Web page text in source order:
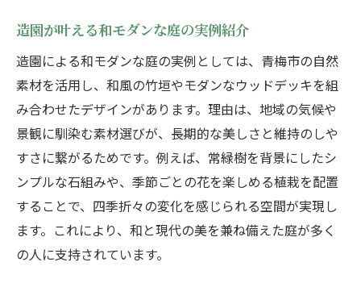
造園が叶える和モダンな庭の実例紹介
造園による和モダンな庭の実例としては、青梅市の自然
素材を活用し、和風の竹垣やモダンなウッドデッキを組
み合わせたデザインがあります。理由は、地域の気候や
景観に馴染む素材選びが、長期的な美しさと維持のしや
すさに繋がるためです。例えば、常緑樹を背景にしたシ
ンプルな石組みや、季節ごとの花を楽しめる植栽を配置
することで、四季折々の変化を感じられる空間が実現し
ます。これにより、和と現代の美を兼ね備えた庭が多く
の人に支持されています。